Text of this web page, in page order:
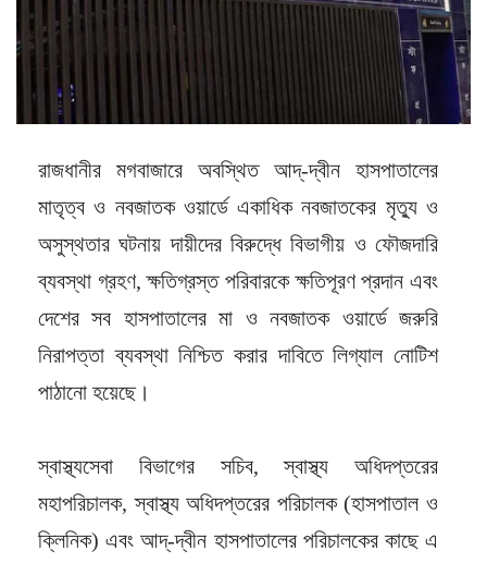
রাজধানীর মগবাজারে অবস্থিত আদ্-দ্বীন হাসপাতালের
মাতৃত্ব ও নবজাতক ওয়ার্ডে একাধিক নবজাতকের মৃত্যু ও
অসুস্থতার ঘটনায় দায়ীদের বিরুদ্ধে বিভাগীয় ও ফৌজদারি
ব্যবস্থা গ্রহণ, ক্ষতিগ্রস্ত পরিবারকে ক্ষতিপূরণ প্রদান এবং
দেশের সব হাসপাতালের মা ও নবজাতক ওয়ার্ডে জরুরি
নিরাপত্তা ব্যবস্থা নিশ্চিত করার দাবিতে লিগ্যাল নোটিশ
পাঠানো হয়েছে।
স্বাস্থ্যসেবা বিভাগের সচিব, স্বাস্থ্য অধিদপ্তরের
মহাপরিচালক, স্বাস্থ্য অধিদপ্তরের পরিচালক (হাসপাতাল ও
ক্লিনিক) এবং আদ্-দ্বীন হাসপাতালের পরিচালকের কাছে এ